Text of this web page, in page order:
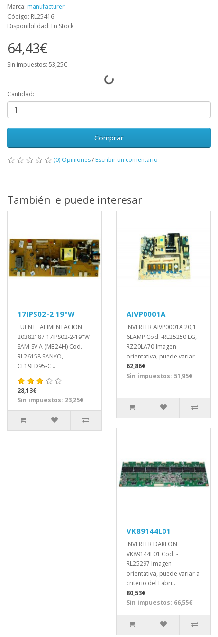
Marca: manufacturer
Código: RL25416
Disponibilidad: En Stock
64,43€
Sin impuestos: 53,25€
Cantidad:
Comprar
(0) Opiniones/ Escribir un comentario
También le puede interesar
17IPS02-2 19"W
FUENTE ALIMENTACION
20382187 17IPS02-2-19"W
SAM-SV A (MB24H) Cod. -
RL26158 SANYO,
CE19LD95-C ..
28,13€
Sin impuestos: 23,25€
AIVP0001A
INVERTER AIVP0001A 20,1
6LAMP Cod. -RL25250 LG,
RZ20LA70 Imagen
orientativa, puede variar..
62,86€
Sin impuestos: 51,95€
VK89144L01
INVERTER DARFON
VK89144L01 Cod. -
RL25297 Imagen
orientativa, puede variar a
criterio del Fabri..
80,53€
Sin impuestos: 66,55€